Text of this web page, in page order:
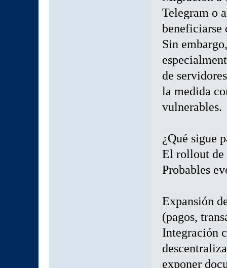
Telegram o
beneficiarse
Sin
de
la medida
vulnerables.
¿Qué sigue
El rollout de
Probables
Expansión
(pagos,
Integración
exponer